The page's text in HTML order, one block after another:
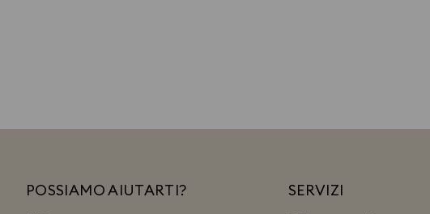
POSSIAMO AIUTARTI? SERVIZI